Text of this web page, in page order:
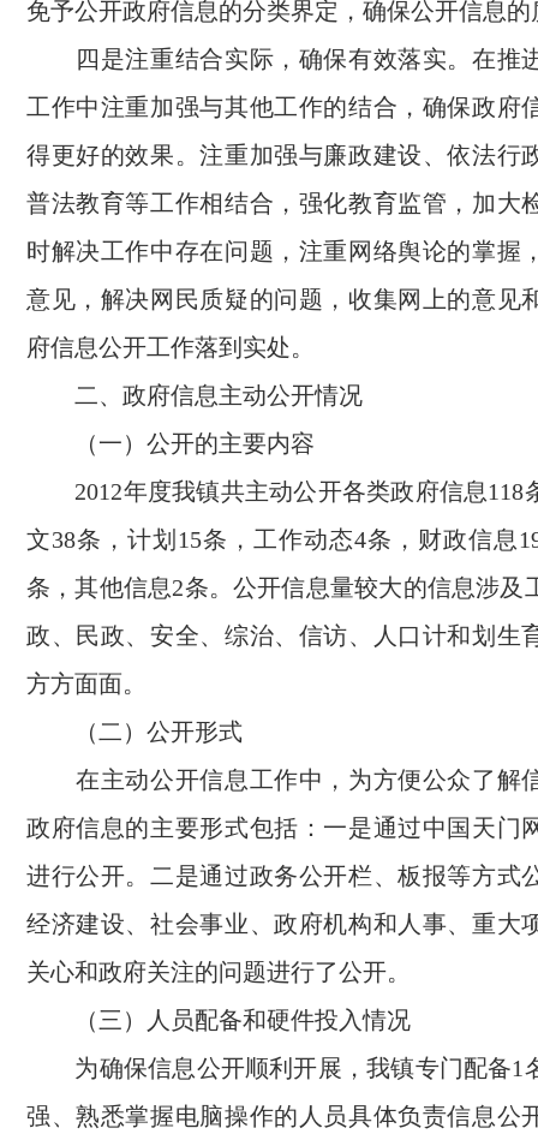
免予公开政府信息的分类界定，确保公开信息的
四是注重结合实际，确保有效落实。在推
工作中注重加强与其他工作的结合，确保政府
得更好的效果。注重加强与廉政建设、依法行
普法教育等工作相结合，强化教育监管，加大
时解决工作中存在问题，注重网络舆论的掌握
意见，解决网民质疑的问题，收集网上的意见
府信息公开工作落到实处。
二、政府信息主动公开情况
（一）公开的主要内容
2012年度我镇共主动公开各类政府信息118
文38条，计划15条，工作动态4条，财政信息
条，其他信息2条。公开信息量较大的信息涉及
政、民政、安全、综治、信访、人口计和划生
方方面面。
（二）公开形式
在主动公开信息工作中，为方便公众了解
政府信息的主要形式包括：一是通过中国天门
进行公开。二是通过政务公开栏、板报等方式
经济建设、社会事业、政府机构和人事、重大
关心和政府关注的问题进行了公开。
（三）人员配备和硬件投入情况
为确保信息公开顺利开展，我镇专门配备1
强、熟悉掌握电脑操作的人员具体负责信息公